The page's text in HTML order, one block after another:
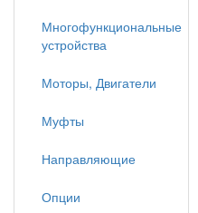
Многофункциональные
устройства
Моторы, Двигатели
Муфты
Направляющие
Опции